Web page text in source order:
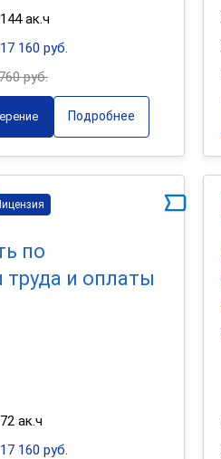
ак.ч
160 руб.
руб.
Подробнее
по
труда и оплаты
ак.ч
160 руб.